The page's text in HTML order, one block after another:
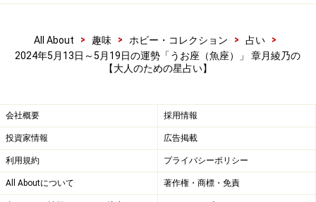
All About > 趣味 > ホビー・コレクション > 占い
>
2024年5月13日～5月19日の運勢「うお座（魚座）」 章月綾乃の
【大人のための星占い】
会社概要 採用情報
投資家情報 広告掲載
利用規約 プライバシーポリシー
All Aboutについて 著作権・商標・免責